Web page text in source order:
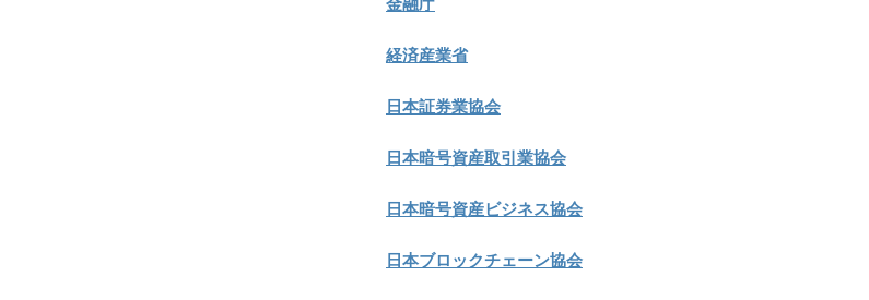
経済産業省
日本証券業協会
日本暗号資産取引業協会
日本暗号資産ビジネス協会
日本ブロックチェーン協会